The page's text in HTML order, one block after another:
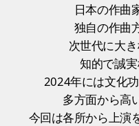
日本の作曲
独自の作曲
次世代に大き
知的で誠実
2024年には文化
多方面から高
今回は各所から上演